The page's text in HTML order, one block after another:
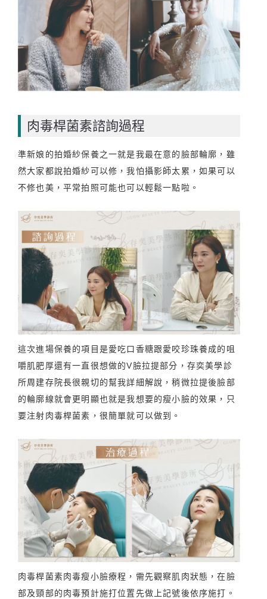
肉毒桿菌素諮詢過程
準新娘的拍婚紗保養之一就是我最在意的臉部輪廓，雖
然大家都說拍婚紗可以修，我怕攝影師太累，如果可以
不修也美，平常拍照可能也可以輕鬆一點啦。
這次進場保養的項目是愛吃口香糖跟愛咬珍珠養成的咀
嚼肌肥厚還有一直很想做的V臉拉提部分，存奕美學診
所周建存院長很親切的幫我詳細解說，稍微拉提後臉部
的輪廓線就會更明顯也就是我想要的瘦小臉的效果，只
要注射肉毒桿菌素，很簡單就可以做到。
肉毒桿菌素肉毒瘦小臉療程，需先觀察肌肉狀態，在臉
部及頸部的肉毒預計施打位置先做上記號後依序施打。